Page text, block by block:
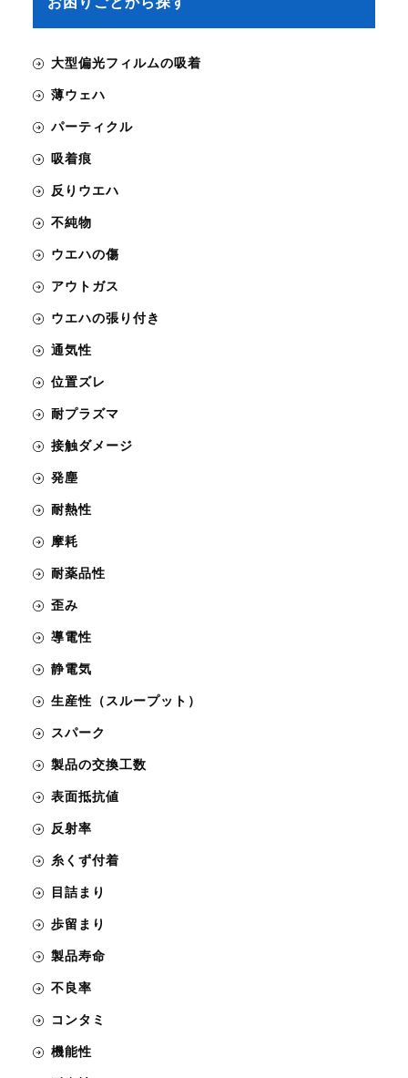
大型偏光フィルムの吸着
薄ウェハ
パーティクル
吸着痕
反りウエハ
不純物
ウエハの傷
アウトガス
ウエハの張り付き
通気性
位置ズレ
耐プラズマ
接触ダメージ
発塵
耐熱性
摩耗
耐薬品性
歪み
導電性
静電気
生産性（スループット）
スパーク
製品の交換工数
表面抵抗値
反射率
糸くず付着
目詰まり
歩留まり
製品寿命
不良率
コンタミ
機能性